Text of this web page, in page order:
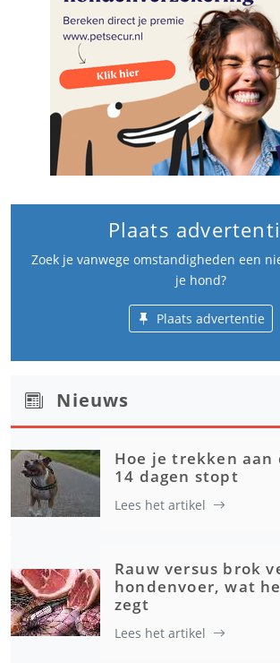
Plaats
Zoek je vanwege omstandigheden een
je hond?
Plaats advertentie
Nieuws
Hoe je trekken
14 dagen stopt
Lees het artikel
Rauw versus brok
hondenvoer, wat
zegt
Lees het artikel